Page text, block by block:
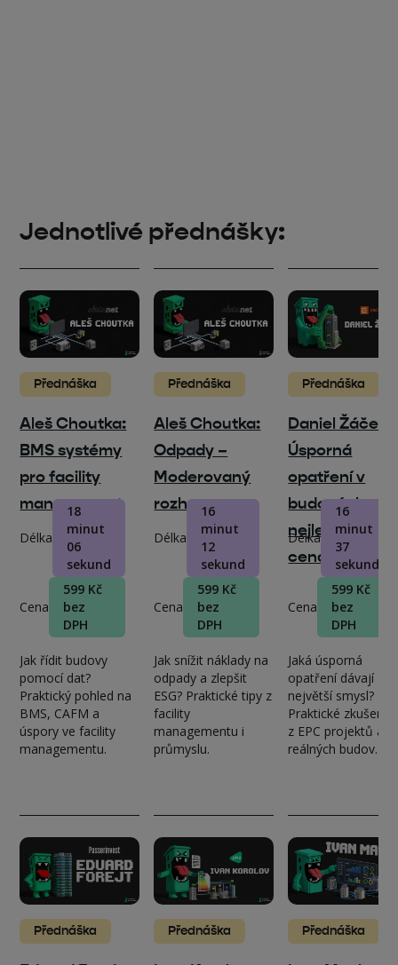
Jednotlivé přednášky:
Přednáška
Aleš Choutka:
BMS systémy
pro facility
management
Délka
18
minut
06
sekund
Cena
599 Kč
bez
DPH
Jak řídit budovy
pomocí dat?
Praktický pohled na
BMS, CAFM a
úspory ve facility
managementu.
Přednáška
Aleš Choutka:
Odpady –
Moderovaný
rozhovor
Délka
16
minut
12
sekund
Cena
599 Kč
bez
DPH
Jak snížit náklady na
odpady a zlepšit
ESG? Praktické tipy z
facility
managementu i
průmyslu.
Přednáška
Daniel Žáček:
Úsporná
opatření v
budovách
nejlepší
cena/výkon?
Délka
16
minut
37
sekund
Cena
599 Kč
bez
DPH
Jaká úsporná
opatření dávají
největší smysl?
Praktické
z EPC projektů a
reálných budov.
Přednáška Přednáška Přednáška